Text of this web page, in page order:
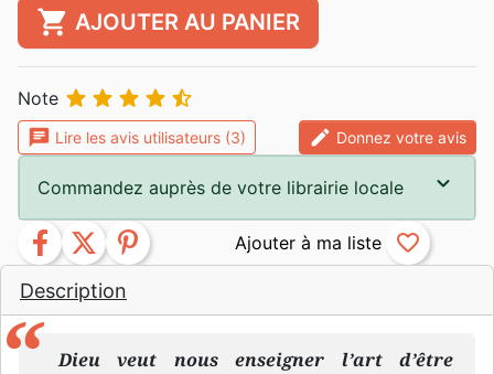
Description
Dieu veut nous enseigner l’art d’être
shopping_cart AJOUTER AU PANIER
Note     
chat Lire les avis utilisateurs (3) edit Donnez votre avis
Commandez auprès de votre librairie locale
facebook twitter pinterest favorite_border